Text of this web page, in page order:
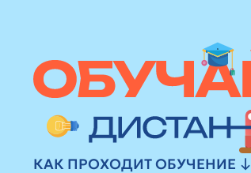
КАК ПРОХОДИТ ОБУЧЕНИЕ ↓